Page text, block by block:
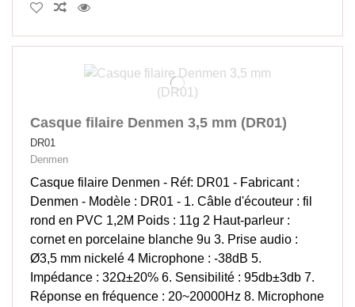
Casque filaire Denmen 3,5 mm (DR01)
DR01
Denmen
Casque filaire Denmen - Réf: DR01 - Fabricant :
Denmen - Modèle : DR01 - 1. Câble d'écouteur : fil
rond en PVC 1,2M Poids : 11g 2 Haut-parleur :
cornet en porcelaine blanche 9u 3. Prise audio :
Ø3,5 mm nickelé 4 Microphone : -38dB 5.
Impédance : 32Ω±20% 6. Sensibilité : 95db±3db 7.
Réponse en fréquence : 20~20000Hz 8. Microphone